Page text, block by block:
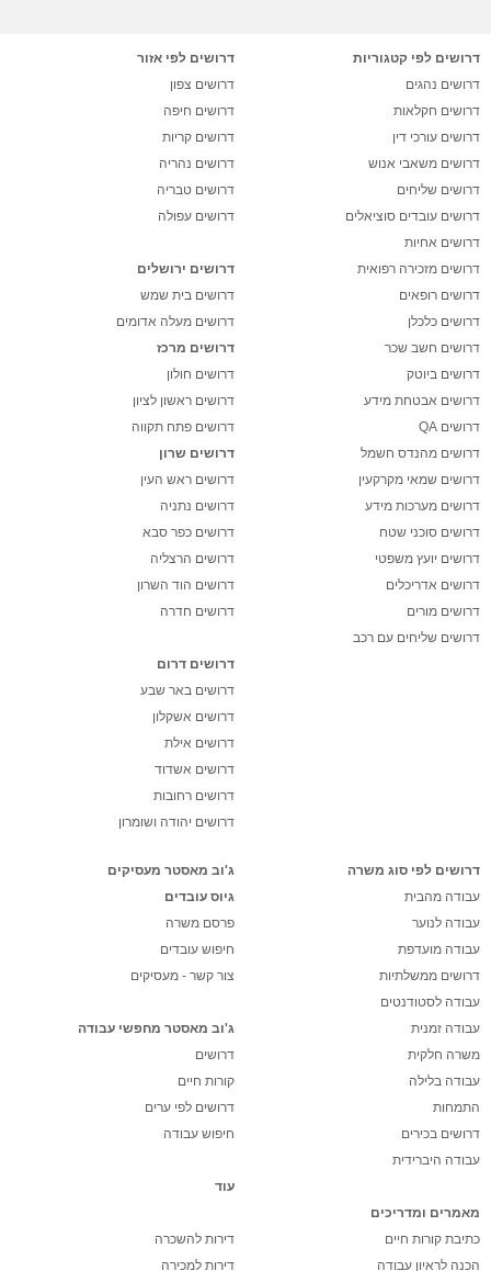
דרושים לפי קטגוריות
דרושים נהגים
דרושים חקלאות
דרושים עורכי דין
דרושים משאבי אנוש
דרושים שליחים
דרושים עובדים סוציאלים
דרושים אחיות
דרושים מזכירה רפואית
דרושים רופאים
דרושים כלכלן
דרושים חשב שכר
דרושים ביוטק
דרושים אבטחת מידע
דרושים QA
דרושים מהנדס חשמל
דרושים שמאי מקרקעין
דרושים מערכות מידע
דרושים סוכני שטח
דרושים יועץ משפטי
דרושים אדריכלים
דרושים מורים
דרושים שליחים עם רכב
דרושים לפי אזור
דרושים צפון
דרושים חיפה
דרושים קריות
דרושים נהריה
דרושים טבריה
דרושים עפולה
דרושים ירושלים
דרושים בית שמש
דרושים מעלה אדומים
דרושים מרכז
דרושים חולון
דרושים ראשון לציון
דרושים פתח תקווה
דרושים שרון
דרושים ראש העין
דרושים נתניה
דרושים כפר סבא
דרושים הרצליה
דרושים הוד השרון
דרושים חדרה
דרושים דרום
דרושים באר שבע
דרושים אשקלון
דרושים אילת
דרושים אשדוד
דרושים רחובות
דרושים יהודה ושומרון
דרושים לפי סוג משרה
עבודה מהבית
עבודה לנוער
עבודה מועדפת
דרושים ממשלתיות
עבודה לסטודנטים
עבודה זמנית
משרה חלקית
עבודה בלילה
התמחות
דרושים בכירים
עבודה היברידית
מאמרים ומדריכים
כתיבת קורות חיים
הכנה לראיון עבודה
ג'וב מאסטר מעסיקים
גיוס עובדים
פרסם משרה
חיפוש עובדים
צור קשר - מעסיקים
ג'וב מאסטר מחפשי עבודה
דרושים
קורות חיים
דרושים לפי ערים
חיפוש עבודה
עוד
דירות להשכרה
דירות למכירה